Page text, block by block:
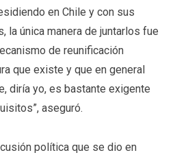
en Chile y con sus
la única manera de juntarlos fue
de reunificación
que existe y que en general
diría yo, es bastante exigente
aseguró.
política que se dio en